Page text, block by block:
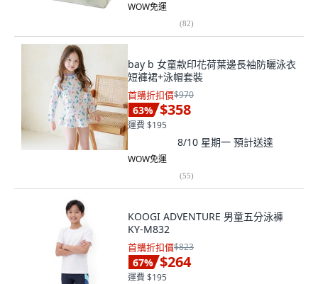
WOW免運
(82)
bay b 女童款印花荷葉邊長袖防曬泳衣
短褲裙+泳帽套裝
首購折扣價$970
63% $358
運費 $195
8/10 星期一 預計送達
WOW免運
(55)
KOOGI ADVENTURE 男童五分泳褲
KY-M832
首購折扣價$823
67% $264
運費 $195